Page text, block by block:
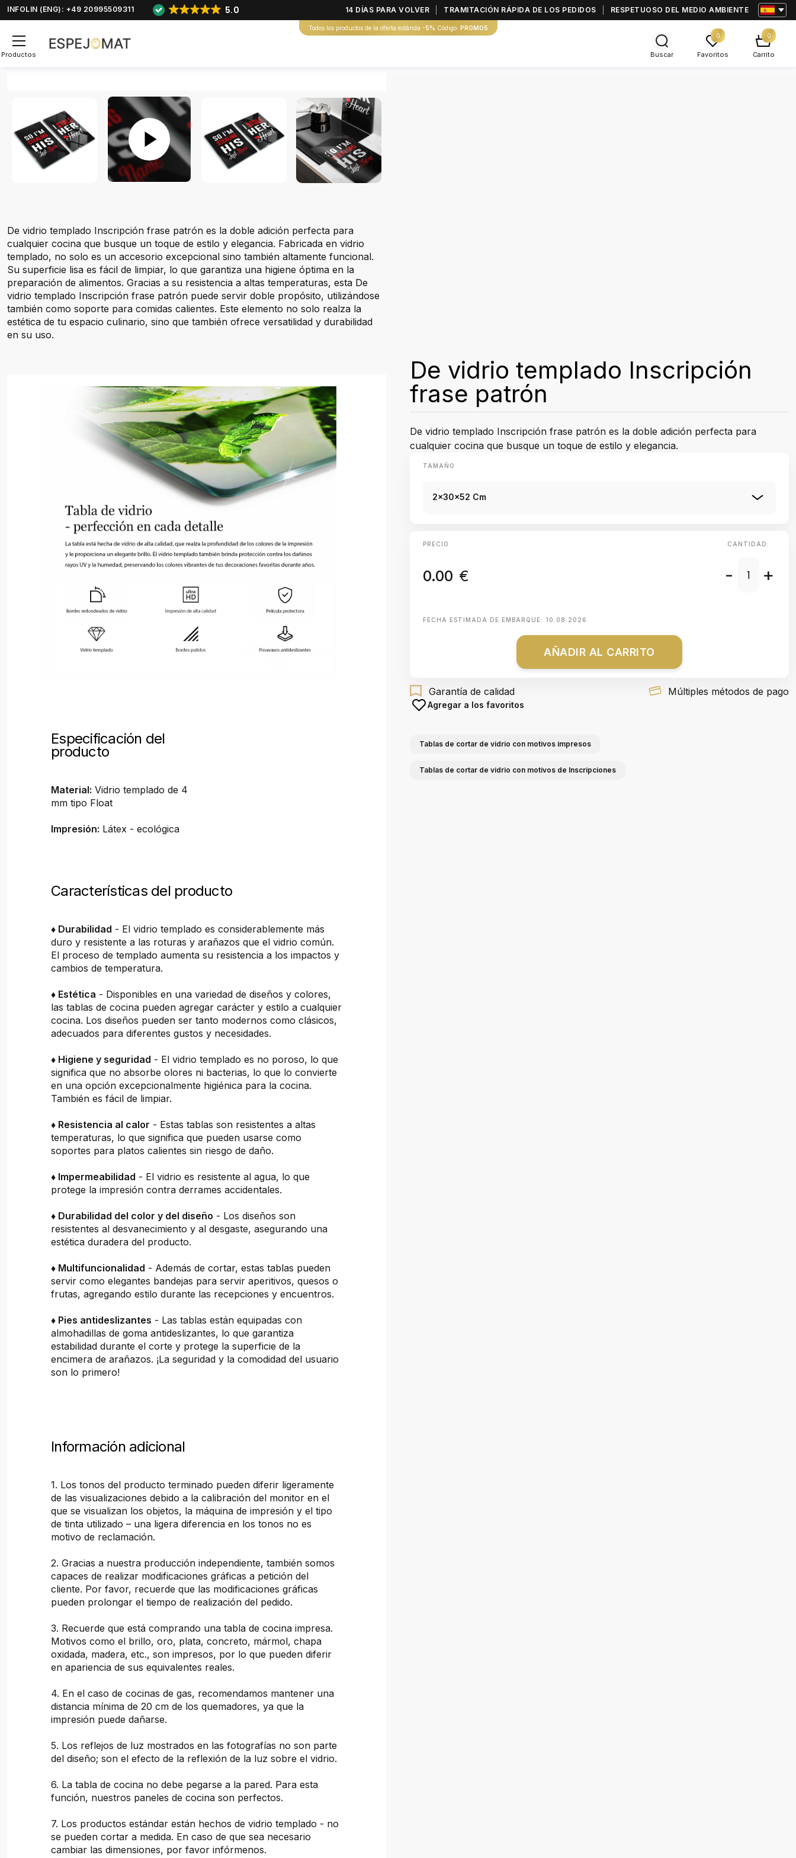
INFOLIN (ENG): +49 20995509311 5.0 14 DÍAS PARA VOLVER TRAMITACIÓN RÁPIDA DE LOS PEDIDOS RESPETUOSO DEL MEDIO AMBIENTE
Todos los productos de la oferta estánda -5% Código: PROMO5
Productos Buscar
0
Favoritos
0
Carrito
De vidrio templado Inscripción frase patrón es la doble adición perfecta para
cualquier cocina que busque un toque de estilo y elegancia. Fabricada en vidrio
templado, no solo es un accesorio excepcional sino también altamente funcional.
Su superficie lisa es fácil de limpiar, lo que garantiza una higiene óptima en la
preparación de alimentos. Gracias a su resistencia a altas temperaturas, esta De
vidrio templado Inscripción frase patrón puede servir doble propósito, utilizándose
también como soporte para comidas calientes. Este elemento no solo realza la
estética de tu espacio culinario, sino que también ofrece versatilidad y durabilidad
en su uso.
Especificación del
producto
Material: Vidrio templado de 4
mm tipo Float
Impresión: Látex - ecológica
Características del producto
♦ Durabilidad - El vidrio templado es considerablemente más
duro y resistente a las roturas y arañazos que el vidrio común.
El proceso de templado aumenta su resistencia a los impactos y
cambios de temperatura.
♦ Estética - Disponibles en una variedad de diseños y colores,
las tablas de cocina pueden agregar carácter y estilo a cualquier
cocina. Los diseños pueden ser tanto modernos como clásicos,
adecuados para diferentes gustos y necesidades.
♦ Higiene y seguridad - El vidrio templado es no poroso, lo que
significa que no absorbe olores ni bacterias, lo que lo convierte
en una opción excepcionalmente higiénica para la cocina.
También es fácil de limpiar.
♦ Resistencia al calor - Estas tablas son resistentes a altas
temperaturas, lo que significa que pueden usarse como
soportes para platos calientes sin riesgo de daño.
♦ Impermeabilidad - El vidrio es resistente al agua, lo que
protege la impresión contra derrames accidentales.
♦ Durabilidad del color y del diseño - Los diseños son
resistentes al desvanecimiento y al desgaste, asegurando una
estética duradera del producto.
♦ Multifuncionalidad - Además de cortar, estas tablas pueden
servir como elegantes bandejas para servir aperitivos, quesos o
frutas, agregando estilo durante las recepciones y encuentros.
♦ Pies antideslizantes - Las tablas están equipadas con
almohadillas de goma antideslizantes, lo que garantiza
estabilidad durante el corte y protege la superficie de la
encimera de arañazos. ¡La seguridad y la comodidad del usuario
son lo primero!
Información adicional
1. Los tonos del producto terminado pueden diferir ligeramente
de las visualizaciones debido a la calibración del monitor en el
que se visualizan los objetos, la máquina de impresión y el tipo
de tinta utilizado – una ligera diferencia en los tonos no es
motivo de reclamación.
2. Gracias a nuestra producción independiente, también somos
capaces de realizar modificaciones gráficas a petición del
cliente. Por favor, recuerde que las modificaciones gráficas
pueden prolongar el tiempo de realización del pedido.
3. Recuerde que está comprando una tabla de cocina impresa.
Motivos como el brillo, oro, plata, concreto, mármol, chapa
oxidada, madera, etc., son impresos, por lo que pueden diferir
en apariencia de sus equivalentes reales.
4. En el caso de cocinas de gas, recomendamos mantener una
distancia mínima de 20 cm de los quemadores, ya que la
impresión puede dañarse.
5. Los reflejos de luz mostrados en las fotografías no son parte
del diseño; son el efecto de la reflexión de la luz sobre el vidrio.
6. La tabla de cocina no debe pegarse a la pared. Para esta
función, nuestros paneles de cocina son perfectos.
7. Los productos estándar están hechos de vidrio templado - no
se pueden cortar a medida. En caso de que sea necesario
cambiar las dimensiones, por favor infórmenos.
De vidrio templado Inscripción
frase patrón
De vidrio templado Inscripción frase patrón es la doble adición perfecta para
cualquier cocina que busque un toque de estilo y elegancia.
TAMAÑO
2x30x52 Cm
PRECIO
0.00 €
CANTIDAD:
- +
FECHA ESTIMADA DE EMBARQUE: 10.08.2026
AÑADIR AL CARRITO
Garantía de calidad Múltiples métodos de pago
Agregar a los favoritos
Tablas de cortar de vidrio con motivos impresos
Tablas de cortar de vidrio con motivos de Inscripciones